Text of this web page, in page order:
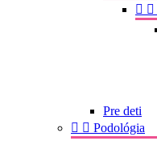
 
Pre deti
  Podológia